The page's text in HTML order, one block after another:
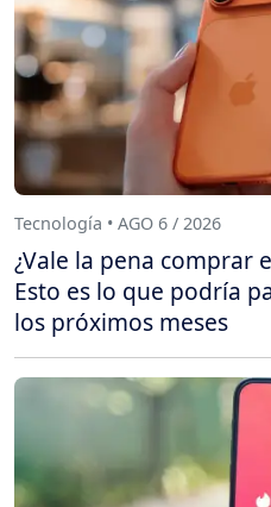
Tecnología • AGO 6 / 2026
¿Vale la pena comprar
Esto es lo que podría
los próximos meses